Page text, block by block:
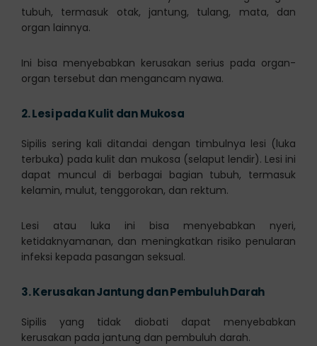
tubuh, termasuk otak, jantung, tulang, mata, dan
organ lainnya.
Ini bisa menyebabkan kerusakan serius pada organ-
organ tersebut dan mengancam nyawa.
2.Lesi pada Kulit dan Mukosa
Sipilis sering kali ditandai dengan timbulnya lesi (luka
terbuka) pada kulit dan mukosa (selaput lendir). Lesi ini
dapat muncul di berbagai bagian tubuh, termasuk
kelamin, mulut, tenggorokan, dan rektum.
Lesi atau luka ini bisa menyebabkan nyeri,
ketidaknyamanan, dan meningkatkan risiko penularan
infeksi kepada pasangan seksual.
3.Kerusakan Jantung dan Pembuluh Darah
Sipilis yang tidak diobati dapat menyebabkan
kerusakan pada jantung dan pembuluh darah.